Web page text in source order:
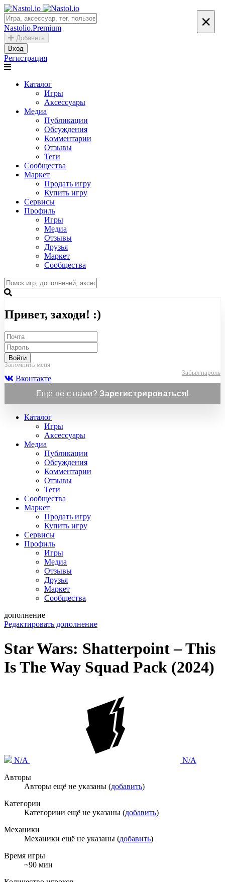
Nastolio.Premium
Добавить
Вход
Регистрация
Каталог
Игры
Аксессуары
Медиа
Публикации
Обсуждения
Комментарии
Отзывы
Теги
Сообщества
Маркет
Продать игру
Купить игру
Сервисы
Профиль
Игры
Медиа
Отзывы
Друзья
Маркет
Сообщества
×
Привет, заходи! :)
Войти
Запомнить меня
Забыл пароль
Вконтакте
Ещё не с нами?Зарегистрироваться!
Каталог
Игры
Аксессуары
Медиа
Публикации
Обсуждения
Комментарии
Отзывы
Теги
Сообщества
Маркет
Продать игру
Купить игру
Сервисы
Профиль
Игры
Медиа
Отзывы
Друзья
Маркет
Сообщества
дополнение
Редактировать дополнение
Star Wars: Shatterpoint – This
Is The Way Squad Pack (2024)
N/A
N/A
Авторы
Авторы ещё не указаны (добавить)
Категории
Категориии ещё не указаны (добавить)
Механики
Механики ещё не указаны (добавить)
Время игры
~90 мин